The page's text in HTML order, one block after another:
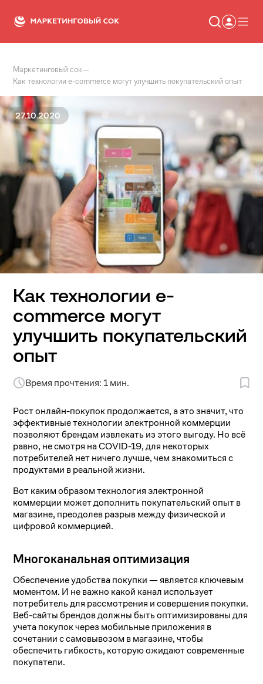
Статьи
Новости
Сервисы
Словарь
Консалтинг
Маркетинговый сок—
Как технологии e-commerce могут улучшить покупательский опыт
27.10.2020
Как технологии e-
commerce могут
улучшить покупательский
опыт
Время прочтения: 1 мин.
Рост онлайн-покупок продолжается, а это значит, что
эффективные технологии электронной коммерции
позволяют брендам извлекать из этого выгоду. Но всё
равно, не смотря на COVID-19, для некоторых
потребителей нет ничего лучше, чем знакомиться с
продуктами в реальной жизни.
Вот каким образом технология электронной
коммерции может дополнить покупательский опыт в
магазине, преодолев разрыв между физической и
цифровой коммерцией.
Многоканальная оптимизация
Обеспечение удобства покупки — является ключевым
моментом. И не важно какой канал использует
потребитель для рассмотрения и совершения покупки.
Веб-сайты брендов должны быть оптимизированы для
учета покупок через мобильные приложения в
сочетании с самовывозом в магазине, чтобы
обеспечить гибкость, которую ожидают современные
покупатели.